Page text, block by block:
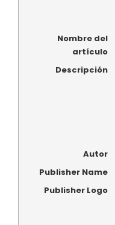
Nombre del
artículo
Descripción
Autor
Publisher Name
Publisher Logo